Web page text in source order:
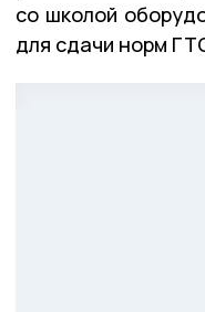
со школой
для сдачи норм